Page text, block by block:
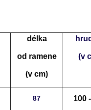
délka
od ramene
(v cm)
(v
87 100